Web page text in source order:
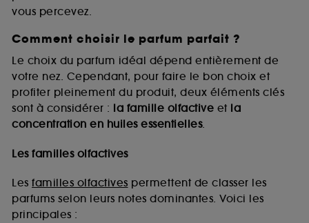
vous percevez.
Comment choisir le parfum parfait ?
Le choix du parfum idéal dépend entièrement de
votre nez. Cependant, pour faire le bon choix et
profiter pleinement du produit, deux éléments clés
sont à considérer : la famille olfactive et la
concentration en huiles essentielles.
Les familles olfactives
Les familles olfactives permettent de classer les
parfums selon leurs notes dominantes. Voici les
principales :
A l'exception des cookies techniques, le dépôt et la
lecture de ces traceurs requiert votre accord. Vous
pouvez personnaliser vos choix concernant le dépôt
de ces cookies grâce au bouton "personnaliser mes
choix" ci-dessous ou décider de "tout accepter".
Sephora pourra associer les informations de
navigation collectées par ces Cookies, pour les
collectées ou générées lors de votre activité en ligne
sur "continuer sans accepter". Voous pouvez à tout
moment choisir de retirer votrte consentement. Si vous
souhaitez obtenir plus d'information sur les cookies
utilisés, cliquez